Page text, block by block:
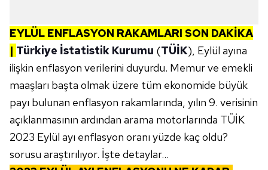
EYLÜL ENFLASYON RAKAMLARI SON DAKİKA
| Türkiye İstatistik Kurumu (TÜİK), Eylül ayına
ilişkin enflasyon verilerini duyurdu. Memur ve emekli
maaşları başta olmak üzere tüm ekonomide büyük
payı bulunan enflasyon rakamlarında, yılın 9. verisinin
açıklanmasının ardından arama motorlarında TÜİK
2023 Eylül ayı enflasyon oranı yüzde kaç oldu?
sorusu araştırılıyor. İşte detaylar...